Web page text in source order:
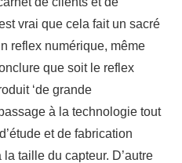
vrai que cela fait un sacré
reflex numérique, même
que soit le reflex
‘de grande
à la technologie tout
et de fabrication
taille du capteur. D’autre